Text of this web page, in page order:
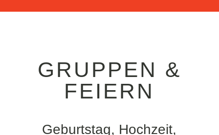
GRUPPEN &
FEIERN
Geburtstag, Hochzeit,